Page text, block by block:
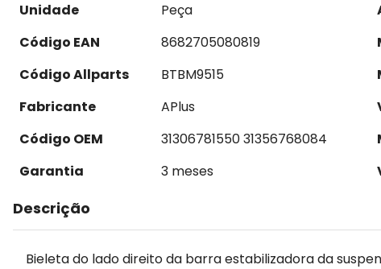
Unidade
Peça
Código EAN
8682705080819
Código Allparts
BTBM9515
Fabricante
APlus
Código OEM
31306781550 31356768084
Garantia
3 meses
Descrição
Bieleta do lado direito da barra estabilizadora da